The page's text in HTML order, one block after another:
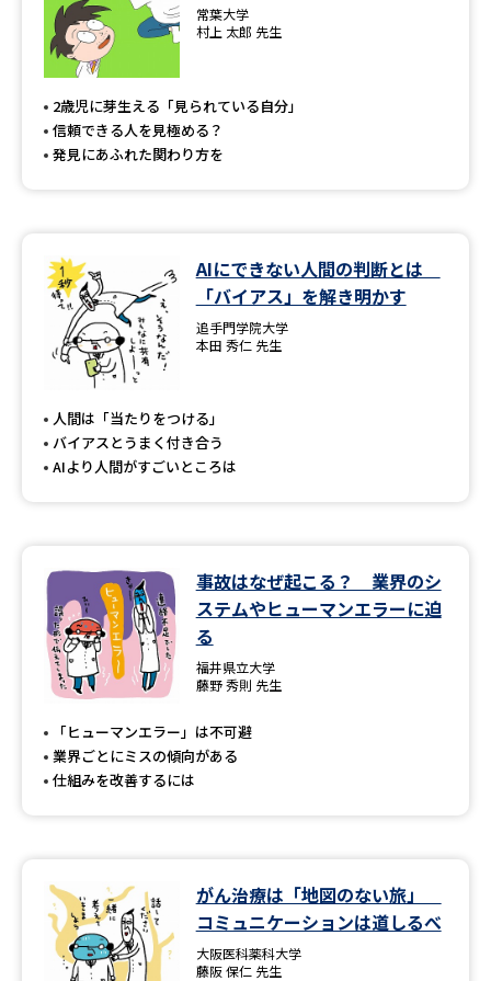
受験準備
志望校・出願校を調べる
先輩が入学を決めた理由 テレメール全国一斉進学調査
新生活お役立ちガイド
学問発見
学問のミニ講義「夢ナビ講義」 学問分野解説
学問の教科書
ユーザーサポート
Ｑ＆Ａ よくあるご質問
お支払いサイト
特定商取引表記
テレメール進学カタログ
訂正のご案内
常葉大学
村上 太郎 先生
2歳児に芽生える「見られている自分」
信頼できる人を見極める？
発見にあふれた関わり方を
AIにできない人間の判断とは
「バイアス」を解き明かす
追手門学院大学
本田 秀仁 先生
人間は「当たりをつける」
バイアスとうまく付き合う
AIより人間がすごいところは
事故はなぜ起こる？ 業界のシ
ステムやヒューマンエラーに迫
る
福井県立大学
藤野 秀則 先生
「ヒューマンエラー」は不可避
業界ごとにミスの傾向がある
仕組みを改善するには
がん治療は「地図のない旅」
コミュニケーションは道しるべ
大阪医科薬科大学
藤阪 保仁 先生